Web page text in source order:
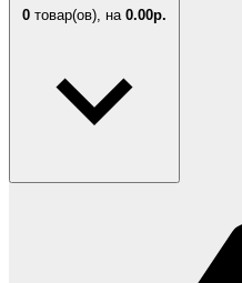
0 товар(ов), на 0.00р.